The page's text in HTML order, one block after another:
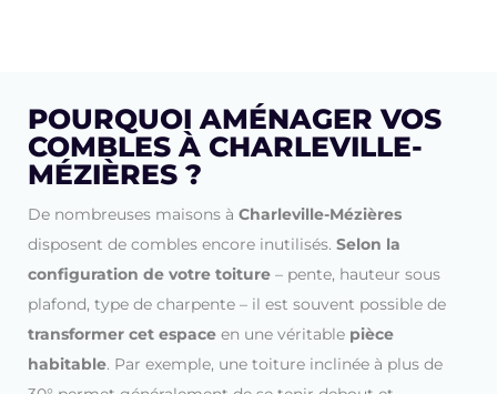
POURQUOI AMÉNAGER VOS
COMBLES À CHARLEVILLE-
MÉZIÈRES ?
De nombreuses maisons à Charleville-Mézières
disposent de combles encore inutilisés. Selon la
configuration de votre toiture – pente, hauteur sous
plafond, type de charpente – il est souvent possible de
transformer cet espace en une véritable pièce
habitable. Par exemple, une toiture inclinée à plus de